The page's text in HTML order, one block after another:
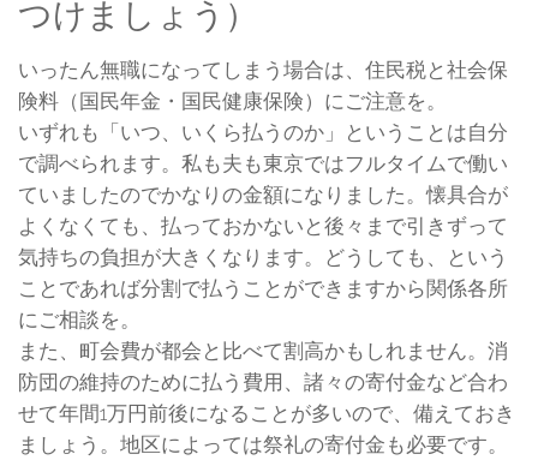
つけましょう）
いったん無職になってしまう場合は、住民税と社会保
険料（国民年金・国民健康保険）にご注意を。
いずれも「いつ、いくら払うのか」ということは自分
で調べられます。私も夫も東京ではフルタイムで働い
ていましたのでかなりの金額になりました。懐具合が
よくなくても、払っておかないと後々まで引きずって
気持ちの負担が大きくなります。どうしても、という
ことであれば分割で払うことができますから関係各所
にご相談を。
また、町会費が都会と比べて割高かもしれません。消
防団の維持のために払う費用、諸々の寄付金など合わ
せて年間1万円前後になることが多いので、備えておき
ましょう。地区によっては祭礼の寄付金も必要です。